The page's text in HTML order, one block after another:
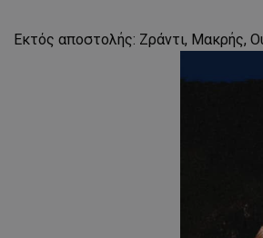
Εκτός αποστολής: Ζράντι, Μακρής,